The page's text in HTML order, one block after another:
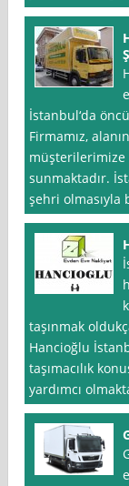
İstanbul‘da
Firmamız,
sunmaktadır.
şehri olmasıyla
taşınmak
Hancioğlu
taşımacılık
yardımcı